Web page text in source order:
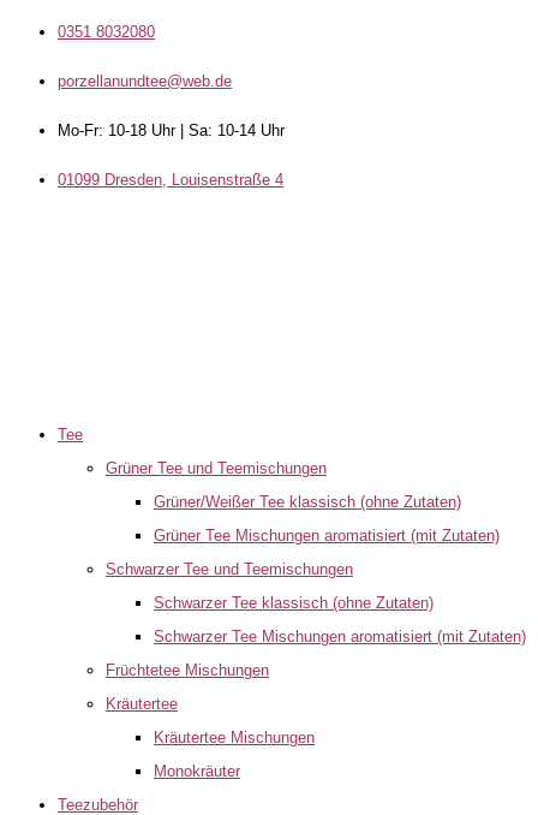
0351 8032080
porzellanundtee@web.de
Mo-Fr: 10-18 Uhr | Sa: 10-14 Uhr
01099 Dresden, Louisenstraße 4
Tee
Grüner Tee und Teemischungen
Grüner/Weißer Tee klassisch (ohne Zutaten)
Grüner Tee Mischungen aromatisiert (mit Zutaten)
Schwarzer Tee und Teemischungen
Schwarzer Tee klassisch (ohne Zutaten)
Schwarzer Tee Mischungen aromatisiert (mit Zutaten)
Früchtetee Mischungen
Kräutertee
Kräutertee Mischungen
Monokräuter
Teezubehör